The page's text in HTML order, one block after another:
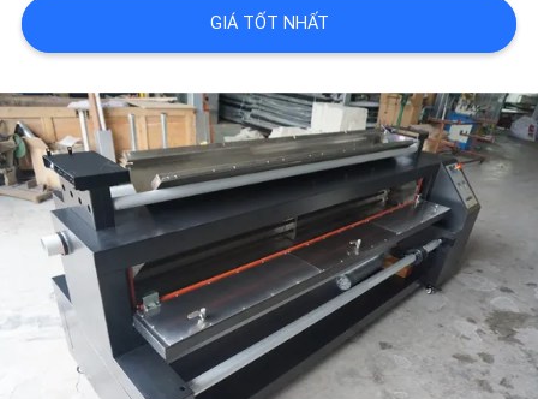
LIÊN
HỆ
CHÚNG
TÔI
TIN
TỨC
TẤT
GIÁ TỐT NHẤT